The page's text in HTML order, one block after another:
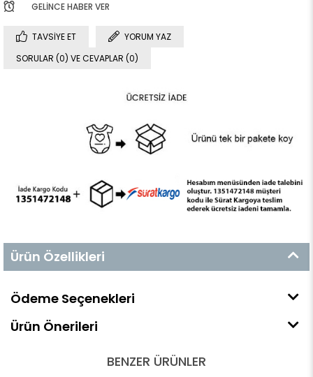
GELINCE HABER VER
TAVSIYE ET
YORUM YAZ
SORULAR (0) VE CEVAPLAR (0)
Ürün Özellikleri
Ödeme Seçenekleri
Ürün Önerileri
BENZER ÜRÜNLER